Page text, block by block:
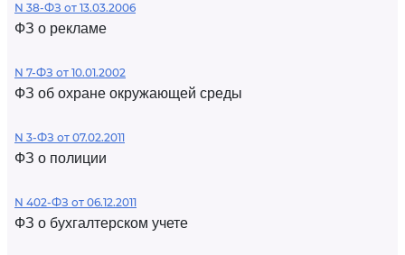
N 38-ФЗ от 13.03.2006
ФЗ о рекламе
N 7-ФЗ от 10.01.2002
ФЗ об охране окружающей среды
N 3-ФЗ от 07.02.2011
ФЗ о полиции
N 402-ФЗ от 06.12.2011
ФЗ о бухгалтерском учете